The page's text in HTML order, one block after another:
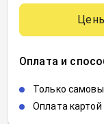
Оплата и
Только
Оплата